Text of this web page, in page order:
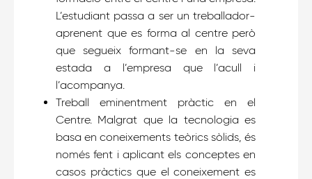
L’estudiant passa a ser un treballador-
aprenent que es forma al centre però
que segueix formant-se en la seva
estada a l’empresa que l’acull i
l’acompanya.
Treball eminentment pràctic en el
Centre. Malgrat que la tecnologia es
basa en coneixements teòrics sòlids, és
només fent i aplicant els conceptes en
casos pràctics que el coneixement es